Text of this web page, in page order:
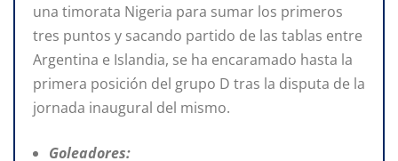
una timorata Nigeria para sumar los primeros
tres puntos y sacando partido de las tablas entre
Argentina e Islandia, se ha encaramado hasta la
primera posición del grupo D tras la disputa de la
jornada inaugural del mismo.
Goleadores: